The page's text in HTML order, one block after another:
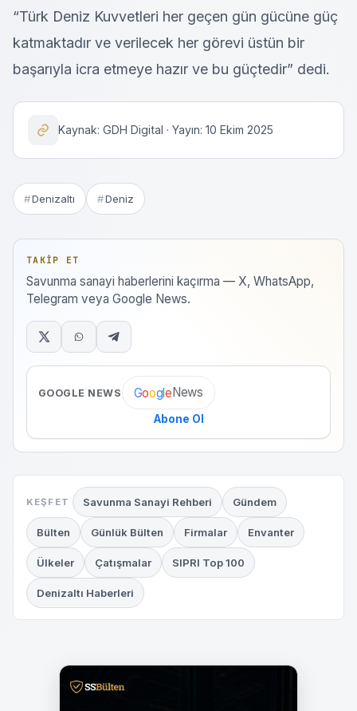
“Türk Deniz Kuvvetleri her geçen gün gücüne güç
katmaktadır ve verilecek her görevi üstün bir
başarıyla icra etmeye hazır ve bu güçtedir” dedi.
Kaynak: GDH Digital · Yayın: 10 Ekim 2025
Denizaltı Deniz
TAKIP ET
Savunma sanayi haberlerini kaçırma — X, WhatsApp,
Telegram veya Google News.
GOOGLE NEWS GoogleNews
Abone Ol
KEŞFET Savunma Sanayi Rehberi Gündem
Bülten Günlük Bülten Firmalar Envanter
Ülkeler Çatışmalar SIPRI Top 100
Denizaltı Haberleri